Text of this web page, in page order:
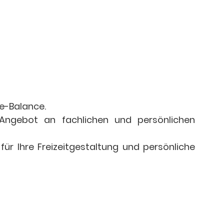
Balance.
an fachlichen und persönlichen
Ihre Freizeitgestaltung und persönliche